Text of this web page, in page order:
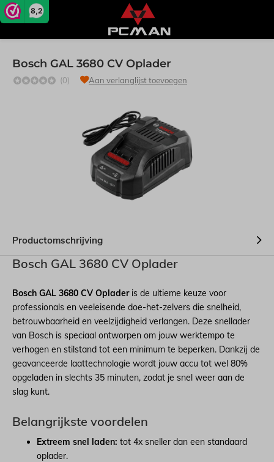
8,2
Bosch GAL 3680 CV Oplader
(0) Aan verlanglijst toevoegen
Productomschrijving
Bosch GAL 3680 CV Oplader
Bosch GAL 3680 CV Opladeris de ultieme keuze voor
professionals en veeleisende doe-het-zelvers die snelheid,
betrouwbaarheid en veelzijdigheid verlangen. Deze snellader
van Bosch is speciaal ontworpen om jouw werktempo te
verhogen en stilstand tot een minimum te beperken. Dankzij de
geavanceerde laattechnologie wordt jouw accu tot wel 80%
opgeladen in slechts 35 minuten, zodat je snel weer aan de
slag kunt.
Belangrijkste voordelen
Extreem snel laden: tot 4x sneller dan een standaard
oplader.